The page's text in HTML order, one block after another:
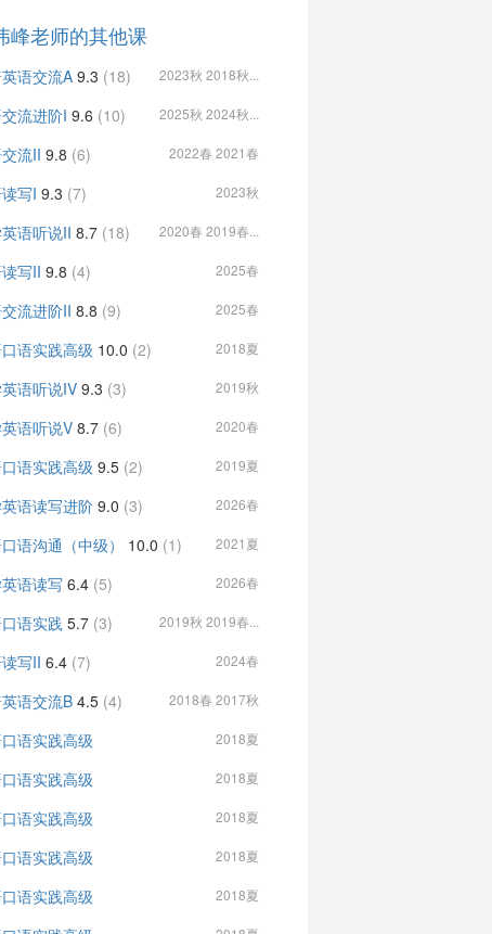
峰老师的其他课
语交流A 9.3 (18) 2023秋 2018秋...
流进阶I 9.6 (10) 2025秋 2024秋...
流II 9.8 (6) 2022春 2021春
写I 9.3 (7) 2023秋
语听说II 8.7 (18) 2020春 2019春...
写II 9.8 (4) 2025春
流进阶II 8.8 (9) 2025春
语实践高级 10.0 (2) 2018夏
语听说IV 9.3 (3) 2019秋
语听说V 8.7 (6) 2020春
语实践高级 9.5 (2) 2019夏
语读写进阶 9.0 (3) 2026春
语沟通（中级） 10.0 (1) 2021夏
语读写 6.4 (5) 2026春
语实践 5.7 (3) 2019秋 2019春...
写II 6.4 (7) 2024春
语交流B 4.5 (4) 2018春 2017秋
语实践高级 2018夏
语实践高级 2018夏
语实践高级 2018夏
语实践高级 2018夏
语实践高级 2018夏